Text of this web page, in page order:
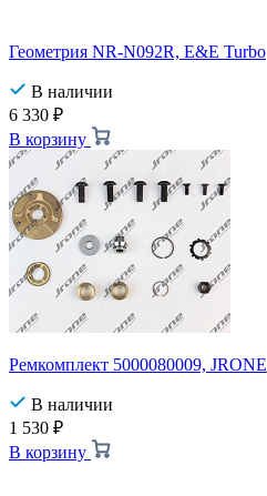
Геометрия NR-N092R, E&E Turbo
В наличии
6 330 ₽
В корзину
Ремкомплект 5000080009, JRONE
В наличии
1 530 ₽
В корзину